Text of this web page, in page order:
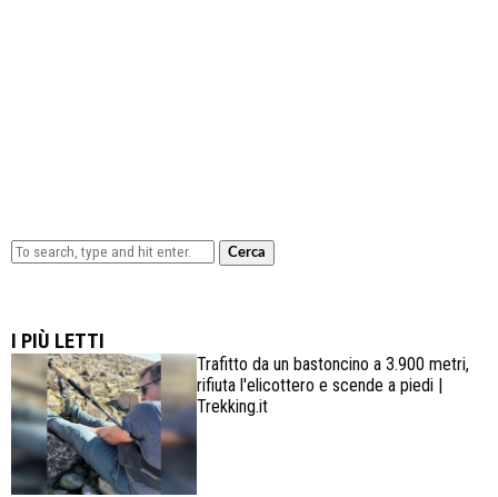
Cerca
I PIÙ LETTI
Trafitto da un bastoncino a 3.900 metri,
rifiuta l'elicottero e scende a piedi |
Trekking.it